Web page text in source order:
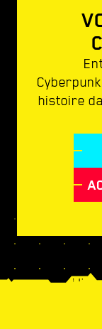
histoire